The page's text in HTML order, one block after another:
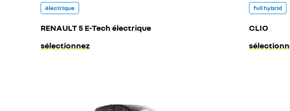
électrique
RENAULT 5 E-Tech électrique
sélectionnez
full hybrid
CLIO